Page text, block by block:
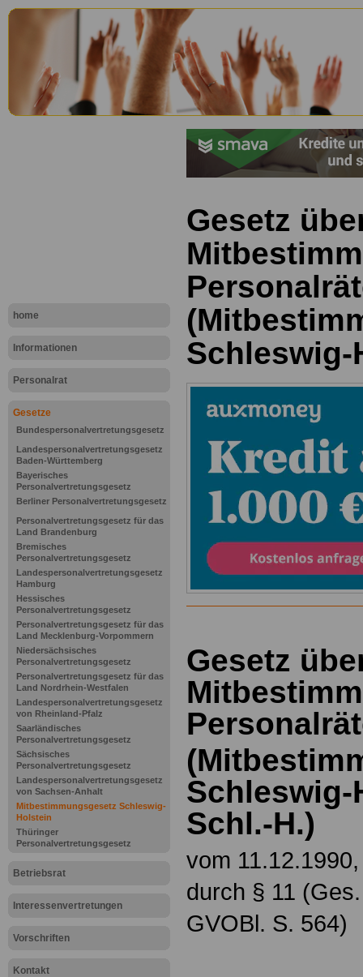
home
Informationen
Personalrat
Gesetze
Bundespersonalvertretungsgesetz
Landespersonalvertretungsgesetz
Baden-Württemberg
Bayerisches
Personalvertretungsgesetz
Berliner Personalvertretungsgesetz
Personalvertretungsgesetz für das
Land Brandenburg
Bremisches
Personalvertretungsgesetz
Landespersonalvertretungsgesetz
Hamburg
Hessisches
Personalvertretungsgesetz
Personalvertretungsgesetz für das
Land Mecklenburg-Vorpommern
Niedersächsisches
Personalvertretungsgesetz
Personalvertretungsgesetz für das
Land Nordrhein-Westfalen
Landespersonalvertretungsgesetz
von Rheinland-Pfalz
Saarländisches
Personalvertretungsgesetz
Sächsisches
Personalvertretungsgesetz
Landespersonalvertretungsgesetz
von Sachsen-Anhalt
Mitbestimmungsgesetz Schleswig-
Holstein
Thüringer
Personalvertretungsgesetz
Betriebsrat
Interessenvertretungen
Vorschriften
Kontakt
Gesetz
Schleswig-
Gesetz
Schleswig-
Schl.-H.)
vom
durch § 11
GVOBl. S. 564)